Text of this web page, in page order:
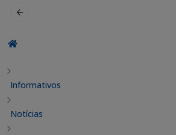
Informativos
Notícias